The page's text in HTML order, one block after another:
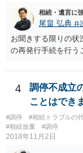
立ての趣旨」のと
ば、まずそれを書
なぜ調停を申し立
決裂した、など)や
きさつなどが書かれ
分けるかを決める
(例えば、○○のとき
産分割に関係ない(
す(あくまで遺産分
相続・遺言に
尾畠 弘典 弁
お聞きする限りの状
の再発行手続を行う
4
調停不成立
ことはでき
#調停 #相続トラブルの
#相続放棄
#調停
2018年11月2日